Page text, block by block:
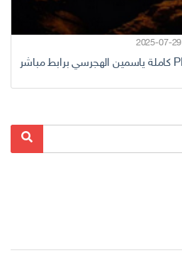
2025-07-29
بحث